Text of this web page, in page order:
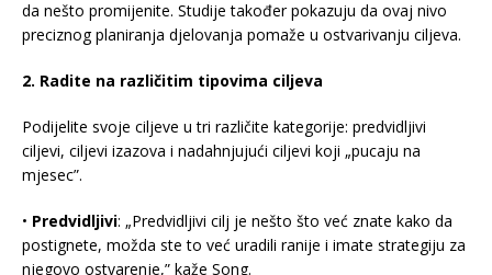
da nešto promijenite. Studije također pokazuju da ovaj nivo
preciznog planiranja djelovanja pomaže u ostvarivanju ciljeva.
2. Radite na različitim tipovima ciljeva
Podijelite svoje ciljeve u tri različite kategorije: predvidljivi
ciljevi, ciljevi izazova i nadahnjujući ciljevi koji „pucaju na
mjesec”.
• Predvidljivi: „Predvidljivi cilj je nešto što već znate kako da
postignete, možda ste to već uradili ranije i imate strategiju za
njegovo ostvarenje,” kaže Song.